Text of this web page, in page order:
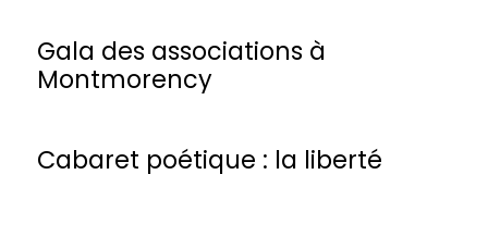
Gala des associations à
Montmorency
Cabaret poétique : la liberté